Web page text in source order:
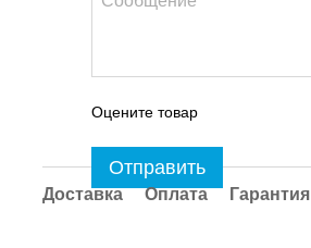
Оцените товар
Отправить
Доставка Оплата Гарантия